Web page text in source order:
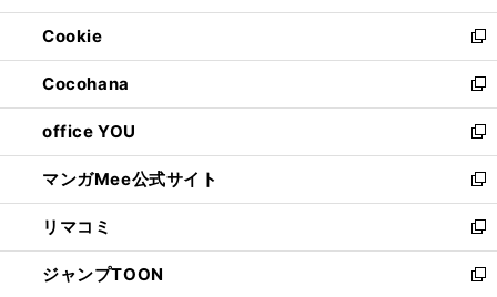
開
く
ウ
で
開
く
ン
ド
ウ
で
開
く
ウ
ィ
ン
ド
ウ
で
開
く
Cookie
新
し
い
ウ
ィ
ン
ド
ウ
で
開
く
Cocohana
新
し
い
ウ
ィ
ン
ド
ウ
で
office YOU
新
し
い
ウ
ィ
ン
ド
マンガMee公式サイト
新
し
い
ウ
ィ
リマコミ
新
し
い
ジャンプTOON
新